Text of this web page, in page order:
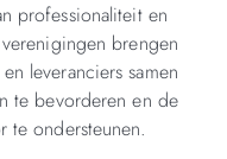
professionaliteit en
brengen
leveranciers samen
te bevorderen en de
te ondersteunen.